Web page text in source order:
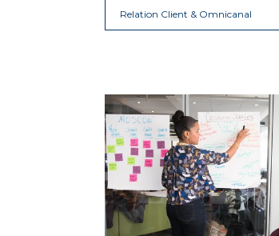
Relation Client & Omnicanal